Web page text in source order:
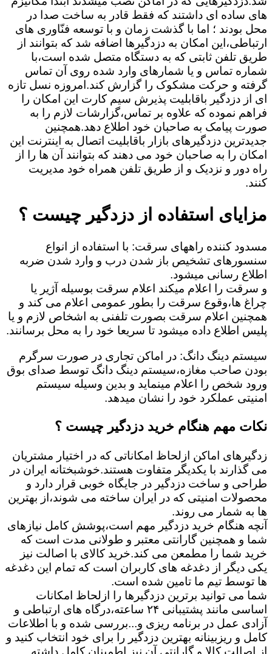
های ساده ای داشتند که فقط قادر به ساخت صدا در
محل بودند ؛ اما با گذشت زمان و با توسعه فنّاوری های
ارتباطی،این امکان به دزدگیرها اضافه شد که بتوانند از
طریق تلفن ثابتی که به دستگاه متصل شده است،با
شماره تماس و یا شمارهای وارد شده روی آن تماس
گرفته و حرکت مشکوک را گزارش کند.امروزه نسل تازه
ای از دزدگیر باقابلیت پذیرش سیم کارت این امکان را
فراهم نموده که علاوه بر تماس،گزارشات لازم را به
صورت پیامک به صاحبان خود اطلاع دهد.همچنین
جدیدترین دزدگیرهای بازار باقابلیت اتصال به اینترنت این
امکان را به صاحبان خود می دهند که بتوانند آن ها را از
راه دور و نزدیک و از طریق تلفن همراه خود مدیریت
کنند.
مزایای استفاده از دزدگیر چیست ؟
مسدود کننده راههای سرقت: با استفاده از انواع
سنسورهای تشخیص باز شدن درب و وارد شدن ضربه
اطلاع رسانی میشود.
و سرقت را اعلام میکند اعلام سرقت بوسیله آژیر یا
چراغ ها،وقوع سرقت را بطور عمومی اعلام می کند و
همچنین اعلام سرقت بصورت تلفنی به اشخاص لازم و یا
پلیس اطلاع داده میشود تا سریعا خود را به محل برسانند.
سیستم دینگ دانگ: در اماکن تجاری در صورت سرگرم
بودن صاحب مغازه،سیستم دینگ دانگ توسط صدای بوق
ورود شخص را اعلام مینماید و بدین وسیله سیستم
امنیتی عملکرد خود را نشان میدهد.
نکات مهم هنگام خرید دزدگیر چیست ؟
زدگیرهای اماکن ازلحاظ امکاناتی که در اختیار مشتریان
می گذارند با یکدیگر متفاوت هستند.خوشبختانه ایران در
طراحی و ساخت دزدگیر در جایگاه خوبی قرار دارد و
محصولات امنیتی که در ایران ساخته می شوند،از بهترین
ها به شمار می روند.
آنچه هنگام خرید دزدگیر مهم است،پوشش کامل نیازهای
شما و همچنین گارانتی معتبر و طولانی مدت است که
خرید شما را مطمعن می کند.خرید کالای با اصالت نیز
یکی دیگر از دغدغه های کاربران است که تمام این دغدغه
ها توسط تیم ما تامین شده است.
شما می توانید برترین دزدگیرها را ازلحاظ امکانات
اساسی مانند پشتیبانی ۲۴ ساعته،درگاه های ارتباطی و
آزادی عمل در برنامه ریزی و...بررسی شده و با اطلاعات
کامل و ریزبینانه بهترین دزدگیر را برای خود انتخاب کنید و
از اصالت کالا و گارانتی آن نیز اطمینان کامل داشته